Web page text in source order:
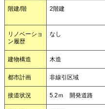
階建/階 2階建
リノベーショ
ン履歴
なし
建物構造 木造
都市計画 非線引区域
接道状況 5.2ｍ 開発道路